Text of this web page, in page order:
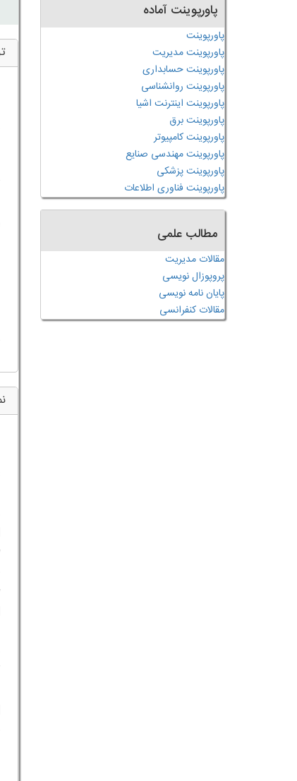
پاورپوینت آماده
پاورپوینت
پاورپوینت مدیریت
پاورپوینت حسابداری
پاورپوینت روانشناسی
پاورپوینت اینترنت اشیا
پاورپوینت برق
پاورپوینت کامپیوتر
پاورپوینت مهندسی صنایع
پاورپوینت پزشکی
پاورپوینت فناوری اطلاعات
مطالب علمی
مقالات مدیریت
پروپوزال نویسی
پایان نامه نویسی
مقالات کنفرانسی